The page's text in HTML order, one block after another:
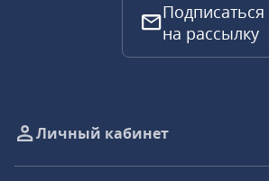
Подписаться
на рассылку
Личный кабинет